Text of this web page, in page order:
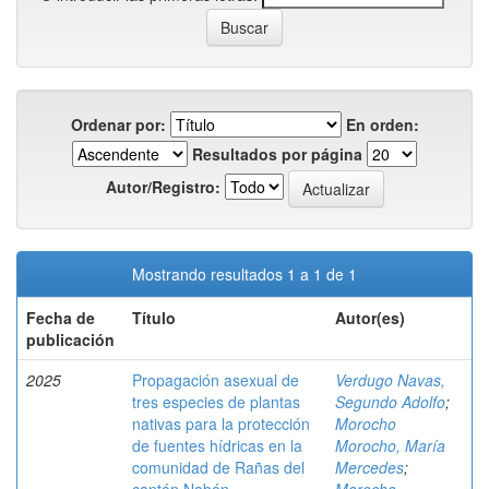
Ordenar por:
En orden:
Resultados por página
Autor/Registro:
Mostrando resultados 1 a 1 de 1
Fecha de
publicación
Título Autor(es)
2025
Propagación asexual de
tres especies de plantas
nativas para la protección
de fuentes hídricas en la
comunidad de Rañas del
Verdugo Navas,
Segundo Adolfo;
Morocho
Morocho, María
Mercedes;